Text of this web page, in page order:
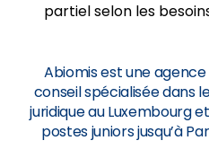
partiel selon les
Abiomis est une
conseil spécialisée dans
juridique au Luxembourg
postes juniors jusqu’à